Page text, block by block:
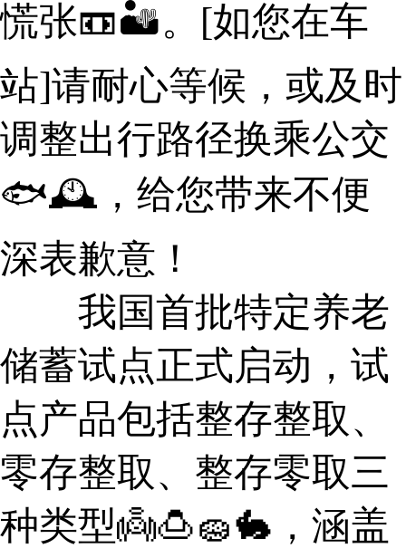
慌张📼🏜。[如您在车
站]请耐心等候，或及时
调整出行路径换乘公交
🐟🕰，给您带来不便
深表歉意！
我国首批特定养老
储蓄试点正式启动，试
点产品包括整存整取、
零存整取、整存零取三
种类型👼🍮🧽🐇，涵盖